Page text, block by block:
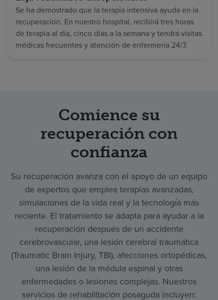
Se ha demostrado que la terapia intensiva ayuda en la
recuperación. En nuestro hospital, recibirá tres horas
de terapia al día, cinco días a la semana y tendrá visitas
médicas frecuentes y atención de enfermería 24/7.
Comience su
recuperación con
confianza
Su recuperación avanza con el apoyo de un equipo
de expertos que emplea terapias avanzadas,
simulaciones de la vida real y la tecnología más
reciente. El tratamiento se adapta para ayudar a la
recuperación después de un accidente
cerebrovascular, una lesión cerebral traumática
(Traumatic Brain Injury, TBI), afecciones ortopédicas,
una lesión de la médula espinal y otras
enfermedades o lesiones complejas. Nuestros
servicios de rehabilitación posaguda incluyen: